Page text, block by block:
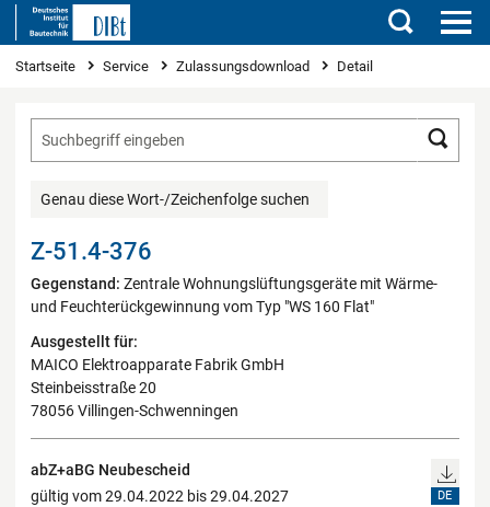
Suchen
Sie sind hier
Startseite Service Zulassungsdownload Detail
Genau diese Wort-/Zeichenfolge suchen
Z-51.4-376
Gegenstand: Zentrale Wohnungslüftungsgeräte mit Wärme-
und Feuchterückgewinnung vom Typ "WS 160 Flat"
Ausgestellt für:
MAICO Elektroapparate Fabrik GmbH
Steinbeisstraße 20
78056 Villingen-Schwenningen
abZ+aBG Neubescheid
gültig vom 29.04.2022 bis 29.04.2027
DE